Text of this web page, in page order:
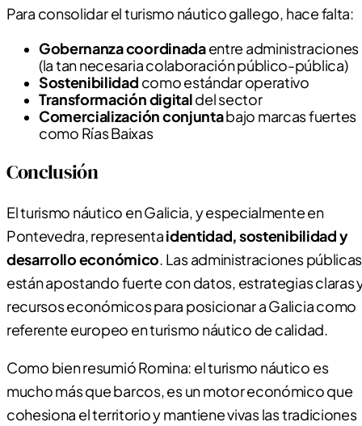
Para consolidar el turismo náutico gallego, hace falta:
Gobernanza coordinadaentre administraciones
(la tan necesaria colaboración público-pública)
Sostenibilidad como estándar operativo
Transformación digitaldel sector
Comercialización conjuntabajo marcas fuertes
como Rías Baixas
Conclusión
El turismo náutico en Galicia, y especialmente en
Pontevedra, representaidentidad, sostenibilidad y
desarrollo económico. Las administraciones públicas
están apostando fuerte con datos, estrategias claras
recursos económicos para posicionar a Galicia como
referente europeo en turismo náutico de calidad.
Como bien resumió Romina: el turismo náutico es
mucho más que barcos, es un motor económico que
cohesiona el territorio y mantiene vivas las tradiciones